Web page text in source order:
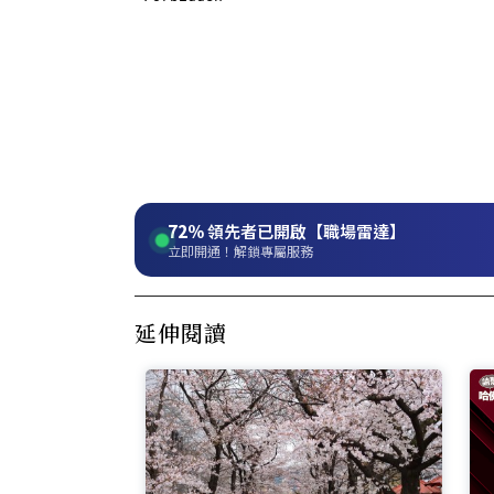
72%領先者已開啟【職場雷達】
立即開通！解鎖專屬服務
延伸閱讀